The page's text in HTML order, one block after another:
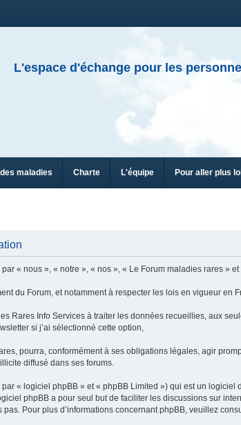
L'espace d'échange pour les
maladies Charte L'équipe Pour aller plus
« nous », « notre », « nos », « Le Forum maladies rares »
du Forum, et notamment à respecter les lois en vigueur
Rares Info Services à traiter les données recueillies, aux
si j’ai sélectionné cette option,
pourra, conformément à ses obligations légales, agir
diffusé dans ses forums.
« logiciel phpBB » et « phpBB Limited ») qui est un logiciel
phpBB a pour seul but de faciliter les discussions sur
Pour plus d’informations concernant phpBB, veuillez